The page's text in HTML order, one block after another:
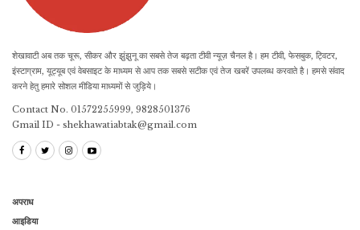
शेखावाटी अब तक चूरू, सीकर और झुंझुनू का सबसे तेज बढ़ता टीवी न्यूज़ चैनल है। हम टीवी, फेसबुक, ट्विटर,
इंस्टाग्राम, यूट्यूब एवं वेबसाइट के माध्यम से आप तक सबसे सटीक एवं तेज खबरें उपलब्ध करवाते है। हमसे संवाद
करने हेतु हमारे सोशल मीडिया माध्यमों से जुड़िये।
Contact No. 01572255999, 9828501376
Gmail ID - shekhawatiabtak@gmail.com
अपराध
आइडिया